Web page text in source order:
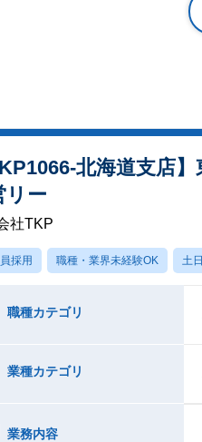
北海道支店
リー
社TKP
採用 職種・業界未経験OK 土
職種カテゴリ
業種カテゴリ
業務内容